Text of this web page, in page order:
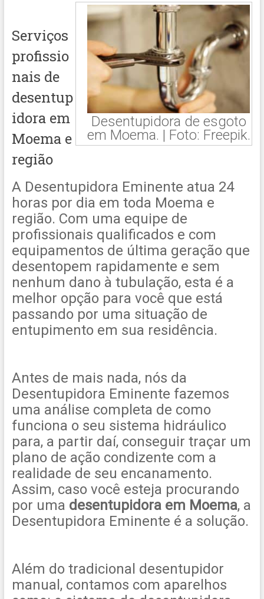
Desentupidora de esgoto
em Moema. | Foto: Freepik.
Serviços
profissio
nais de
desentup
idora em
Moema e
região
A Desentupidora Eminente atua 24
horas por dia em toda Moema e
região. Com uma equipe de
profissionais qualificados e com
equipamentos de última geração que
desentopem rapidamente e sem
nenhum dano à tubulação, esta é a
melhor opção para você que está
passando por uma situação de
entupimento em sua residência.
Antes de mais nada, nós da
Desentupidora Eminente fazemos
uma análise completa de como
funciona o seu sistema hidráulico
para, a partir daí, conseguir traçar um
plano de ação condizente com a
realidade de seu encanamento.
Assim, caso você esteja procurando
por uma desentupidora em Moema, a
Desentupidora Eminente é a solução.
Além do tradicional desentupidor
manual, contamos com aparelhos